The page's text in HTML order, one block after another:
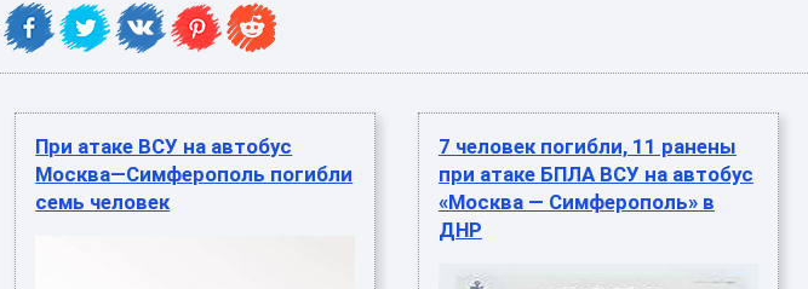
При атаке ВСУ на автобус
Москва—Симферополь погибли
семь человек
7 человек погибли, 11 ранены
при атаке БПЛА ВСУ на автобус
«Москва — Симферополь» в
ДНР